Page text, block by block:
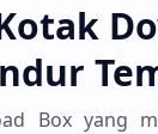
Box yang